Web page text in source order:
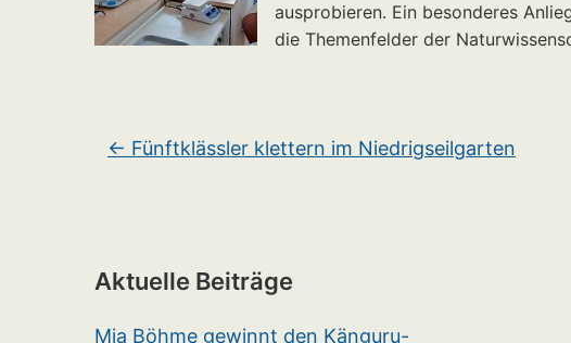
ausprobieren. Ein besonderes
die Themenfelder der
← Fünftklässler klettern im Niedrigseilgarten
Aktuelle Beiträge
Mia Böhme gewinnt den Känguru-